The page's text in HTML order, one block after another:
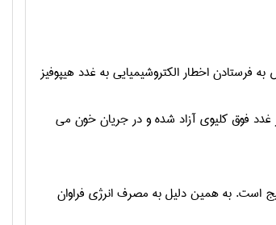
اخطار الکتروشیمیایی به غدد هیپوفیز
غدد فوق کلیوی آزاد شده و در جریان خون می
است. به همین دلیل به مصرف انرژی فراوان